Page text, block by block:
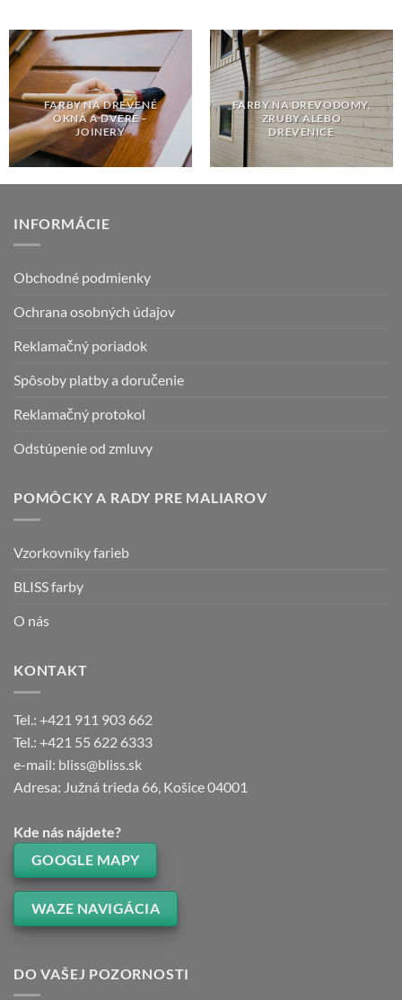
FARBY NA DREVENÉ
OKNÁ A DVERE –
JOINERY
FARBY NA DREVODOMY,
ZRUBY ALEBO
DREVENICE
INFORMÁCIE
Obchodné podmienky
Ochrana osobných údajov
Reklamačný poriadok
Spôsoby platby a doručenie
Reklamačný protokol
Odstúpenie od zmluvy
POMÔCKY A RADY PRE MALIAROV
Vzorkovníky farieb
BLISS farby
O nás
KONTAKT
Tel.: +421 911 903 662
Tel.: +421 55 622 6333
e-mail: bliss@bliss.sk
Adresa: Južná trieda 66, Košice 04001
Kde nás nájdete?
GOOGLE MAPY
WAZE NAVIGÁCIA
DO VAŠEJ POZORNOSTI